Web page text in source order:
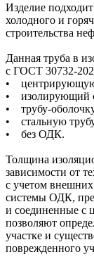
Изделие
холодного и
строительства
Данная труба в
с ГОСТ 30732-
•
• изолирующий
• трубу-
• стальную
• без ОДК.
Толщина
зависимости от
с учетом
системы ОДК,
и соединенные с
позволяют
участке и
поврежденного